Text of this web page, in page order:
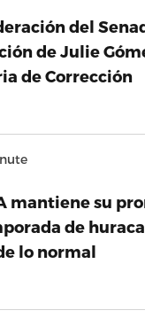
del
de Julie
de Corrección
mantiene su
de
lo normal